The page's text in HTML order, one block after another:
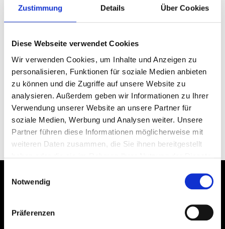
Zustimmung Details Über Cookies
Diese Webseite verwendet Cookies
Wir verwenden Cookies, um Inhalte und Anzeigen zu
personalisieren, Funktionen für soziale Medien anbieten
zu können und die Zugriffe auf unsere Website zu
analysieren. Außerdem geben wir Informationen zu Ihrer
Verwendung unserer Website an unsere Partner für
soziale Medien, Werbung und Analysen weiter. Unsere
Partner führen diese Informationen möglicherweise mit
weiteren Daten zusammen, die Sie ihnen bereitgestellt
Notwendig
Präferenzen
Rückmeldung garantiert innerhalb von 60 Minuten
Erfahrung
erreichen möchten, steht Ihnen unserekostenlose
Hotline0800 0800 013jederzeit zur Verfügung.
Ihr Team vonA&N EngineeringBüro
Startseite